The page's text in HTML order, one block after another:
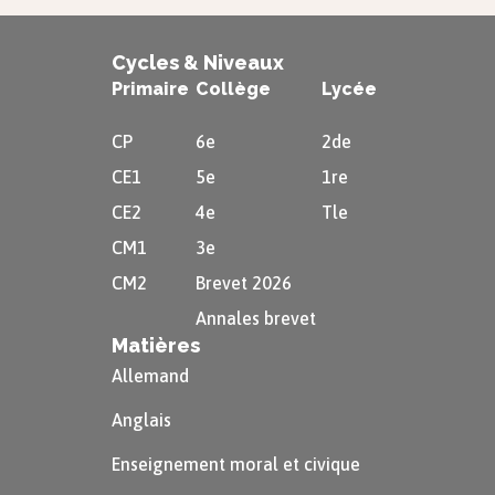
Pourtant, le souvenir du traité de
de ces procès internationaux : pour ne
pas compromettre le futur, on choisit de
condamner les responsables et
d’épargner les exécutants.
Construire un monde
nouveau
En 1945, les belligérants veulent
tourner la page et rebâtir un monde
Cycles & Niveaux
Primaire
CP
CE1
CE2
CM1
CM2
Collège
6e
5e
4e
3e
Brevet 2026
Annales brevet
Lycée
2de
1re
Tle
Matières
Allemand
Anglais
Enseignement moral et civique